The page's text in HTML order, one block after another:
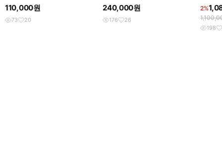
더 탑
110,000원
73 20
해체 데님
240,000원
176 26
인)
2%
198